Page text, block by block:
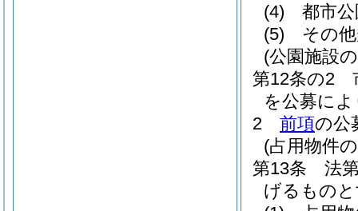
(4)
都市
(5)
その
(公園施設
第12条の2
を公募に
2
前項の公
(占用物件
第13条
法
げるもの